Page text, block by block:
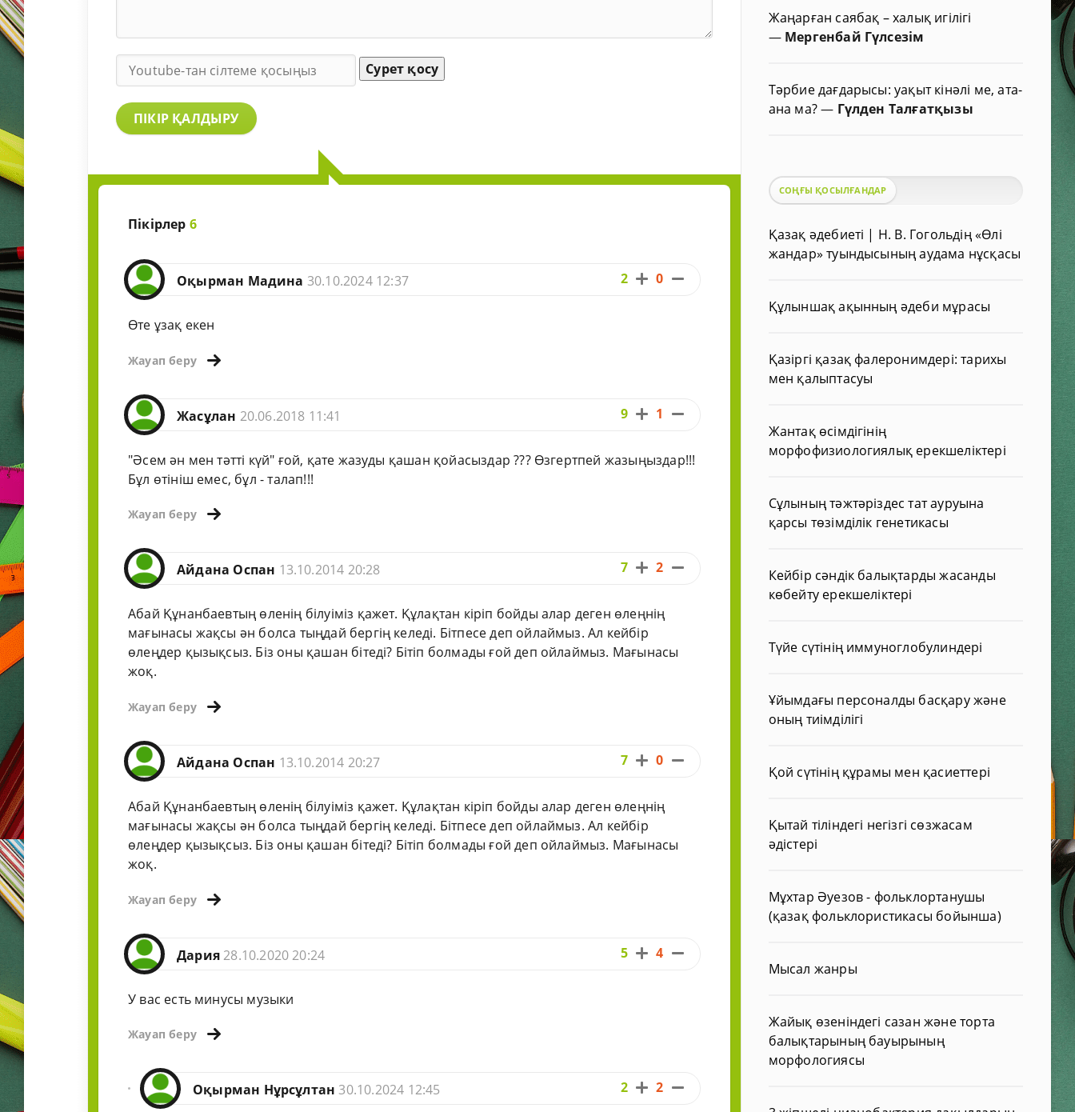
Сурет қосу
ПІКІР ҚАЛДЫРУ
Пікірлер 6
Оқырман Мадина 30.10.2024 12:37 2 0
Өте ұзақ екен
Жауап беру
Жасұлан 20.06.2018 11:41 9 1
"Әсем ән мен тәтті күй" ғой, қате жазуды қашан қойасыздар ??? Өзгертпей жазыңыздар!!!
Бұл өтініш емес, бұл - талап!!!
Жауап беру
Айдана Оспан 13.10.2014 20:28 7 2
Абай Құнанбаевтың өленің білуіміз қажет. Құлақтан кіріп бойды алар деген өлеңнің
мағынасы жақсы ән болса тыңдай бергің келеді. Бітпесе деп ойлаймыз. Ал кейбір
өлеңдер қызықсыз. Біз оны қашан бітеді? Бітіп болмады ғой деп ойлаймыз. Мағынасы
жоқ.
Жауап беру
Айдана Оспан 13.10.2014 20:27 7 0
Абай Құнанбаевтың өленің білуіміз қажет. Құлақтан кіріп бойды алар деген өлеңнің
мағынасы жақсы ән болса тыңдай бергің келеді. Бітпесе деп ойлаймыз. Ал кейбір
өлеңдер қызықсыз. Біз оны қашан бітеді? Бітіп болмады ғой деп ойлаймыз. Мағынасы
жоқ.
Жауап беру
Дария 28.10.2020 20:24 5 4
У вас есть минусы музыки
Жауап беру
Оқырман Нұрсұлтан 30.10.2024 12:45 2 2
Жаңарған саябақ – халық игілігі
— Мергенбай Гүлсезім
Тәрбие дағдарысы: уақыт кінәлі ме, ата-
ана ма?— Гүлден Талғатқызы
СОҢҒЫ ҚОСЫЛҒАНДАР
Қазақ әдебиеті | Н. В. Гогольдің «Өлі
жандар» туындысының аудама нұсқасы
Құлыншақ ақынның әдеби мұрасы
Қазіргі қазақ фалеронимдері: тарихы
мен қалыптасуы
Жантақ өсімдігінің
морфофизиологиялық ерекшеліктері
Сұлының тәжтәріздес тат ауруына
қарсы төзімділік генетикасы
Кейбір сәндік балықтарды жасанды
көбейту ерекшеліктері
Түйе сүтінің иммуноглобулиндері
Ұйымдағы персоналды басқару және
оның тиімділігі
Қой сүтінің құрамы мен қасиеттері
Қытай тіліндегі негізгі сөзжасам
әдістері
Мұхтар Әуезов - фольклортанушы
(қазақ фольклористикасы бойынша)
Мысал жанры
Жайық өзеніндегі сазан және торта
балықтарының бауырының
морфологиясы